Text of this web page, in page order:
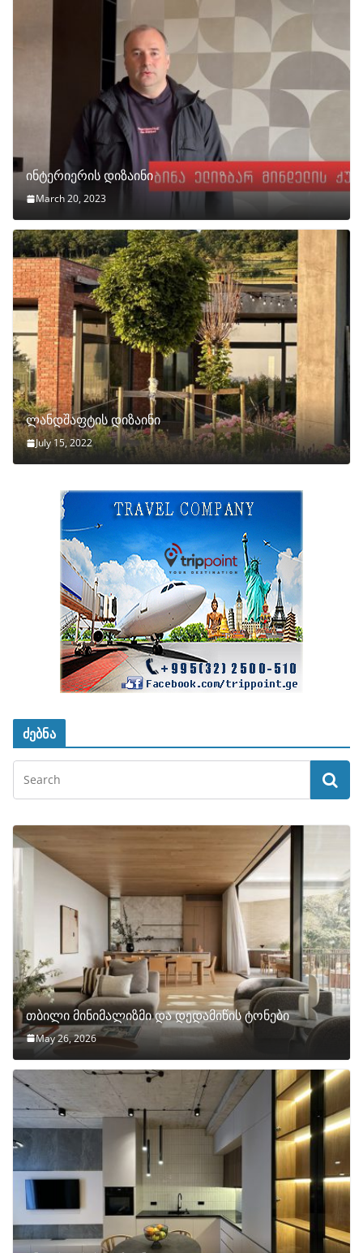
ინტერიერის დიზაინი
March 20, 2023
ლანდშაფტის დიზაინი
July 15, 2022
ძებნა
თბილი მინიმალიზმი და დედამიწის ტონები
May 26, 2026